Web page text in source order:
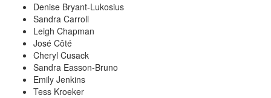
Denise Bryant-Lukosius
Sandra Carroll
Leigh Chapman
José Côté
Cheryl Cusack
Sandra Easson-Bruno
Emily Jenkins
Tess Kroeker